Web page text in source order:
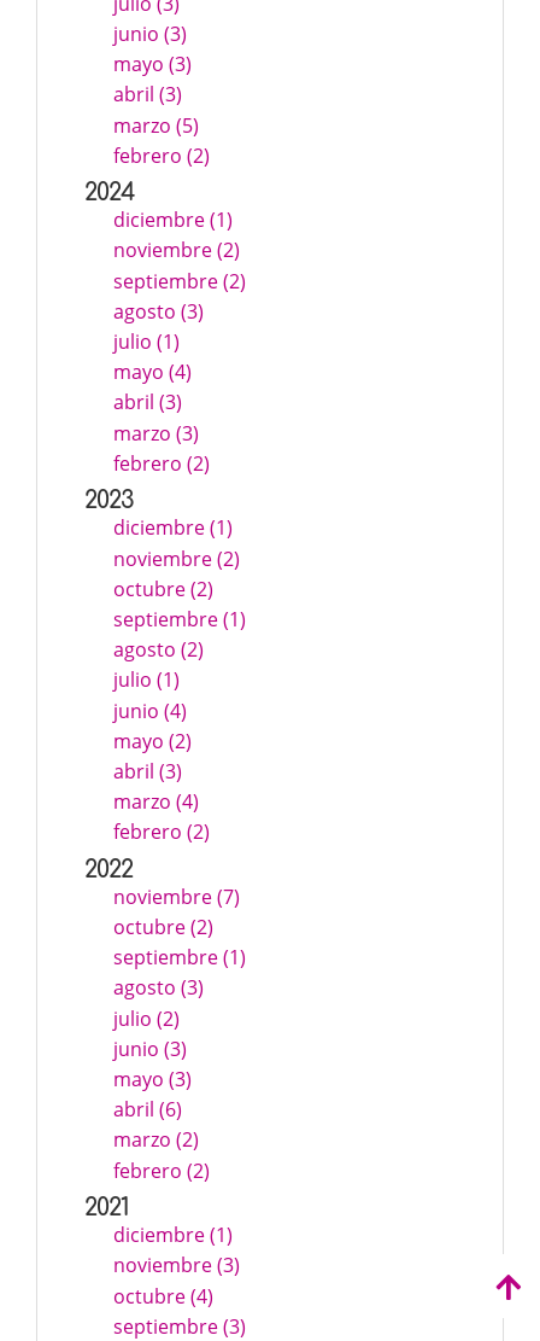
junio (3)
mayo (3)
abril (3)
marzo (5)
febrero (2)
2024
diciembre (1)
noviembre (2)
septiembre (2)
agosto (3)
julio (1)
mayo (4)
abril (3)
marzo (3)
febrero (2)
2023
diciembre (1)
noviembre (2)
octubre (2)
septiembre (1)
agosto (2)
julio (1)
junio (4)
mayo (2)
abril (3)
marzo (4)
febrero (2)
2022
noviembre (7)
octubre (2)
septiembre (1)
agosto (3)
julio (2)
junio (3)
mayo (3)
abril (6)
marzo (2)
febrero (2)
2021
diciembre (1)
noviembre (3)
octubre (4)
septiembre (3)